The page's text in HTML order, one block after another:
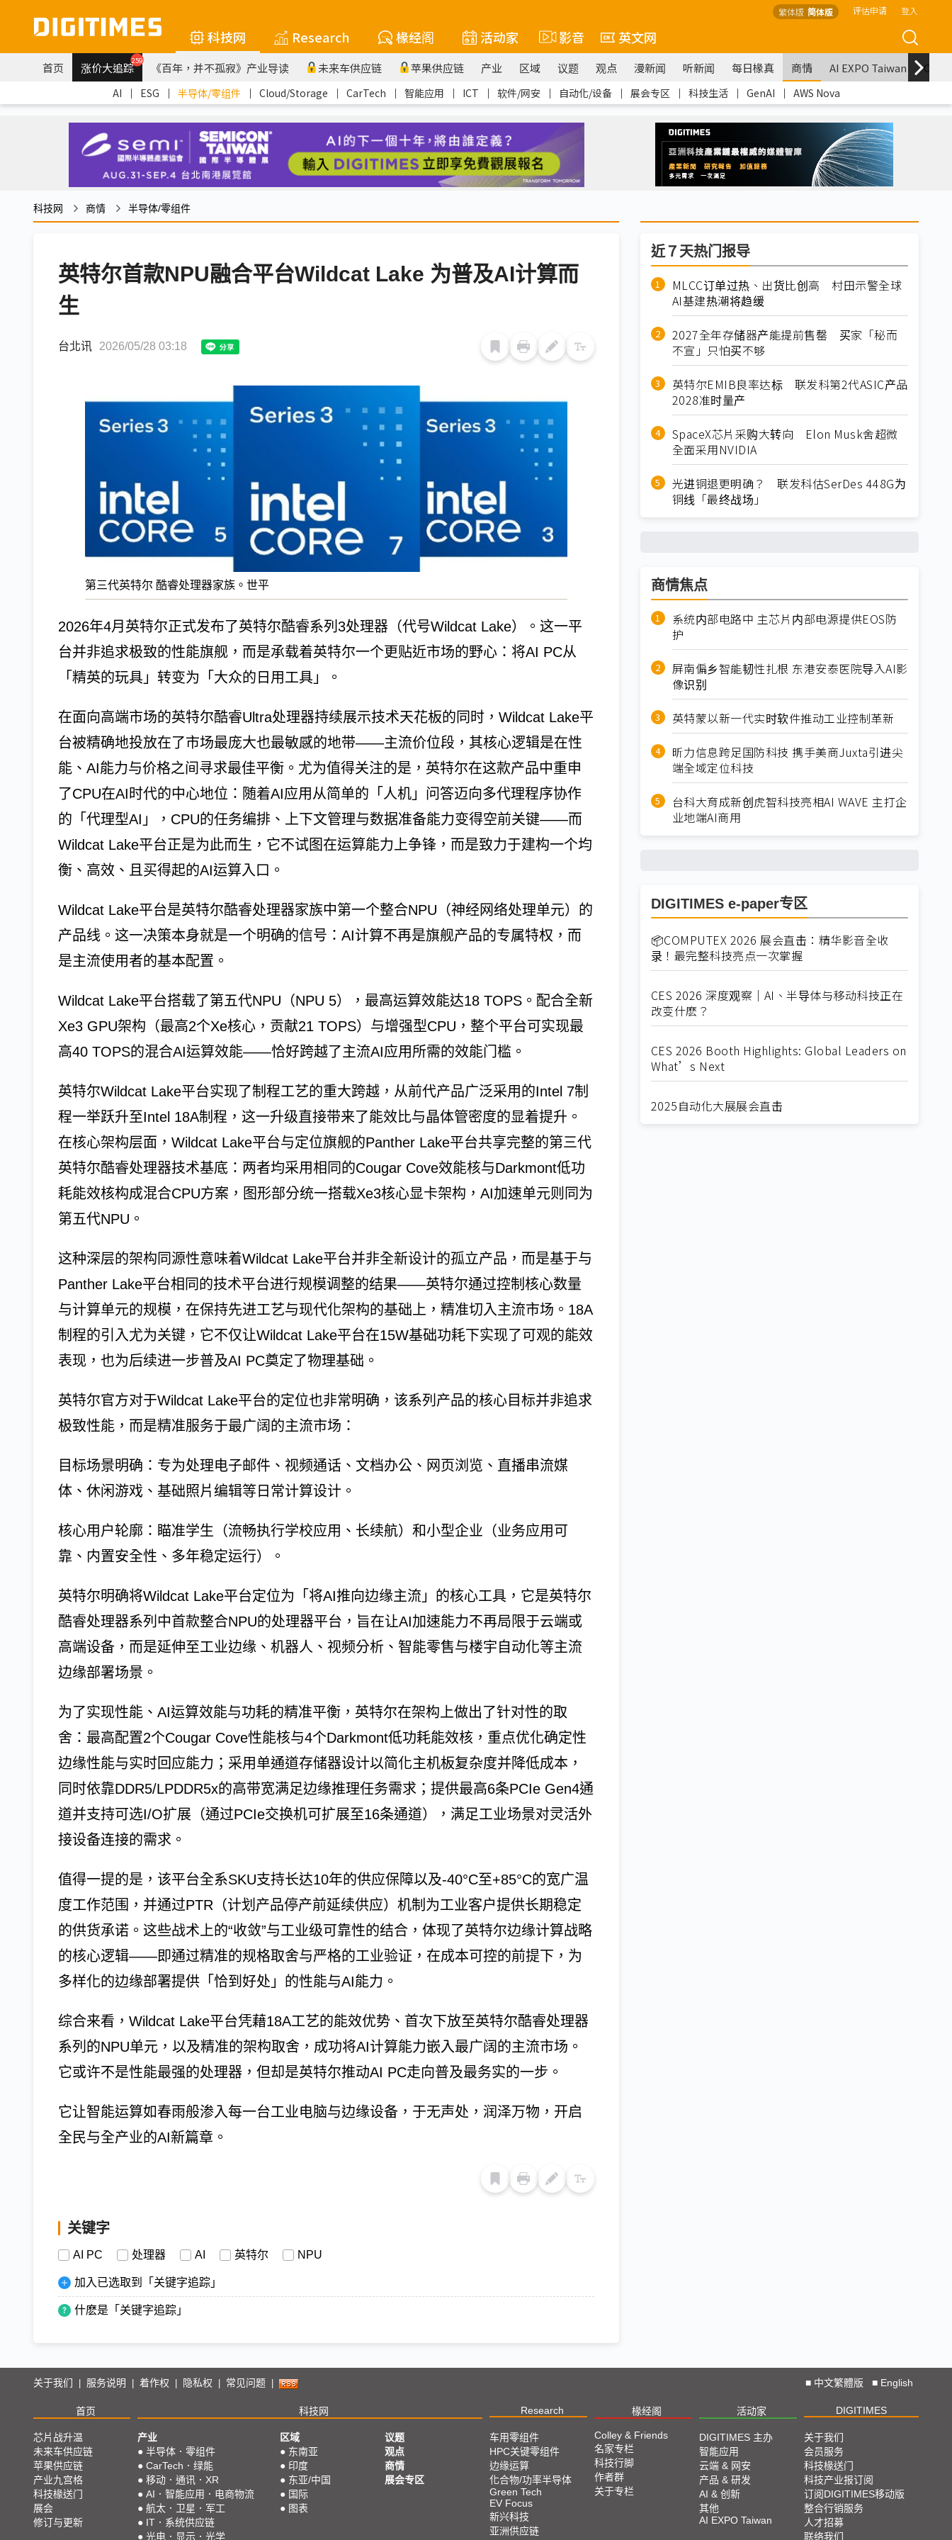
繁体版 简体版 评估申请 登入
科技网 Research 椽经阁 活动家 影音 英文网
首页 涨价大追踪259 《百年，并不孤寂》产业导读 未来车供应链 苹果供应链 产业 区域 议题 观点 漫新闻 听新闻 每日椽真 商情 AI EXPO Taiwan
AI ｜ ESG ｜ 半导体/零组件 ｜ Cloud/Storage ｜ CarTech ｜ 智能应用 ｜ ICT ｜ 软件/网安 ｜ 自动化/设备 ｜ 展会专区 ｜ 科技生活 ｜ GenAI ｜ AWS Nova
科技网 商情 半导体/零组件
英特尔首款NPU融合平台Wildcat Lake 为普及AI计算而
生
台北讯 2026/05/28 03:18
第三代英特尔 酷睿处理器家族。世平
2026年4月英特尔正式发布了英特尔酷睿系列3处理器（代号Wildcat Lake）。这一平
台并非追求极致的性能旗舰，而是承载着英特尔一个更贴近市场的野心：将AI PC从
「精英的玩具」转变为「大众的日用工具」。
在面向高端市场的英特尔酷睿Ultra处理器持续展示技术天花板的同时，Wildcat Lake平
台被精确地投放在了市场最庞大也最敏感的地带——主流价位段，其核心逻辑是在性
能、AI能力与价格之间寻求最佳平衡。尤为值得关注的是，英特尔在这款产品中重申
了CPU在AI时代的中心地位：随着AI应用从简单的「人机」问答迈向多代理程序协作
的「代理型AI」，CPU的任务编排、上下文管理与数据准备能力变得空前关键——而
Wildcat Lake平台正是为此而生，它不试图在运算能力上争锋，而是致力于建构一个均
衡、高效、且买得起的AI运算入口。
Wildcat Lake平台是英特尔酷睿处理器家族中第一个整合NPU（神经网络处理单元）的
产品线。这一决策本身就是一个明确的信号：AI计算不再是旗舰产品的专属特权，而
是主流使用者的基本配置。
Wildcat Lake平台搭载了第五代NPU（NPU 5），最高运算效能达18 TOPS。配合全新
Xe3 GPU架构（最高2个Xe核心，贡献21 TOPS）与增强型CPU，整个平台可实现最
高40 TOPS的混合AI运算效能——恰好跨越了主流AI应用所需的效能门槛。
英特尔Wildcat Lake平台实现了制程工艺的重大跨越，从前代产品广泛采用的Intel 7制
程一举跃升至Intel 18A制程，这一升级直接带来了能效比与晶体管密度的显着提升。
在核心架构层面，Wildcat Lake平台与定位旗舰的Panther Lake平台共享完整的第三代
英特尔酷睿处理器技术基底：两者均采用相同的Cougar Cove效能核与Darkmont低功
耗能效核构成混合CPU方案，图形部分统一搭载Xe3核心显卡架构，AI加速单元则同为
第五代NPU。
这种深层的架构同源性意味着Wildcat Lake平台并非全新设计的孤立产品，而是基于与
Panther Lake平台相同的技术平台进行规模调整的结果——英特尔通过控制核心数量
与计算单元的规模，在保持先进工艺与现代化架构的基础上，精准切入主流市场。18A
制程的引入尤为关键，它不仅让Wildcat Lake平台在15W基础功耗下实现了可观的能效
表现，也为后续进一步普及AI PC奠定了物理基础。
英特尔官方对于Wildcat Lake平台的定位也非常明确，该系列产品的核心目标并非追求
极致性能，而是精准服务于最广阔的主流市场：
目标场景明确：专为处理电子邮件、视频通话、文档办公、网页浏览、直播串流媒
体、休闲游戏、基础照片编辑等日常计算设计。
核心用户轮廓：瞄准学生（流畅执行学校应用、长续航）和小型企业（业务应用可
靠、内置安全性、多年稳定运行）。
英特尔明确将Wildcat Lake平台定位为「将AI推向边缘主流」的核心工具，它是英特尔
酷睿处理器系列中首款整合NPU的处理器平台，旨在让AI加速能力不再局限于云端或
高端设备，而是延伸至工业边缘、机器人、视频分析、智能零售与楼宇自动化等主流
边缘部署场景。
为了实现性能、AI运算效能与功耗的精准平衡，英特尔在架构上做出了针对性的取
舍：最高配置2个Cougar Cove性能核与4个Darkmont低功耗能效核，重点优化确定性
边缘性能与实时回应能力；采用单通道存储器设计以简化主机板复杂度并降低成本，
同时依靠DDR5/LPDDR5x的高带宽满足边缘推理任务需求；提供最高6条PCIe Gen4通
道并支持可选I/O扩展（通过PCIe交换机可扩展至16条通道），满足工业场景对灵活外
接设备连接的需求。
值得一提的是，该平台全系SKU支持长达10年的供应保障以及-40°C至+85°C的宽广温
度工作范围，并通过PTR（计划产品停产前延续供应）机制为工业客户提供长期稳定
的供货承诺。这些战术上的“收敛”与工业级可靠性的结合，体现了英特尔边缘计算战略
的核心逻辑——即通过精准的规格取舍与严格的工业验证，在成本可控的前提下，为
多样化的边缘部署提供「恰到好处」的性能与AI能力。
综合来看，Wildcat Lake平台凭藉18A工艺的能效优势、首次下放至英特尔酷睿处理器
系列的NPU单元，以及精准的架构取舍，成功将AI计算能力嵌入最广阔的主流市场。
它或许不是性能最强的处理器，但却是英特尔推动AI PC走向普及最务实的一步。
它让智能运算如春雨般渗入每一台工业电脑与边缘设备，于无声处，润泽万物，开启
全民与全产业的AI新篇章。
关键字
AI PC 处理器 AI 英特尔 NPU
加入已选取到「关键字追踪」
什麽是「关键字追踪」
近７天热门报导
MLCC订单过热、出货比创高 村田示警全球
AI基建热潮将趋缓
2027全年存储器产能提前售罄 买家「秘而
不宣」只怕买不够
英特尔EMIB良率达标 联发科第2代ASIC产品
2028准时量产
SpaceX芯片采购大转向 Elon Musk舍超微
全面采用NVIDIA
光进铜退更明确？ 联发科估SerDes 448G为
铜线「最终战场」
商情焦点
系统内部电路中 主芯片内部电源提供EOS防
护
屏南偏乡智能韧性扎根 东港安泰医院导入AI影
像识别
英特蒙以新一代实时软件推动工业控制革新
昕力信息跨足国防科技 携手美商Juxta引进尖
端全域定位科技
台科大育成新创虎智科技亮相AI WAVE 主打企
业地端AI商用
DIGITIMES e-paper专区
📦COMPUTEX 2026 展会直击：精华影音全收
录！最完整科技亮点一次掌握
CES 2026 深度观察｜AI、半导体与移动科技正在
改变什麽？
CES 2026 Booth Highlights: Global Leaders on
What’s Next
2025自动化大展展会直击
关于我们 服务说明 着作权 隐私权 常见问题 ■ 中文繁體版 ■ English
首页 科技网 Research 椽经阁 活动家 DIGITIMES
芯片战升温
未来车供应链
苹果供应链
产业九宫格
科技椽送门
展会
修订与更新
产业
● 半导体．零组件
● CarTech．绿能
● 移动．通讯．XR
● AI．智能应用．电商物流
● 航太．卫星．军工
● IT．系统供应链
● 光电．显示．光学
区域
● 东南亚
● 印度
● 东亚/中国
● 国际
● 图表
议题
观点
商情
展会专区
车用零组件
HPC关键零组件
边缘运算
化合物/功率半导体
Green Tech
EV Focus
新兴科技
亚洲供应链
Colley & Friends
名家专栏
科技行脚
作者群
关于专栏
DIGITIMES 主办
智能应用
云端 & 网安
产品 & 研发
AI & 创新
其他
AI EXPO Taiwan
关于我们
会员服务
科技椽送门
科技产业报订阅
订阅DIGITIMES移动版
整合行销服务
人才招募
联络我们